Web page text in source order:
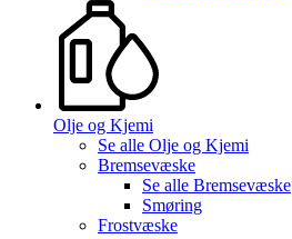
Olje og Kjemi
Se alle Olje og Kjemi
Bremsevæske
Se alle Bremsevæske
Smøring
Frostvæske